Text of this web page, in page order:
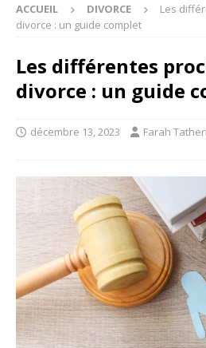
ACCUEIL DIVORCE
Les
divorce : un guide complet
Les différentes
divorce : un guide
décembre 13, 2023 Farah Tatheri